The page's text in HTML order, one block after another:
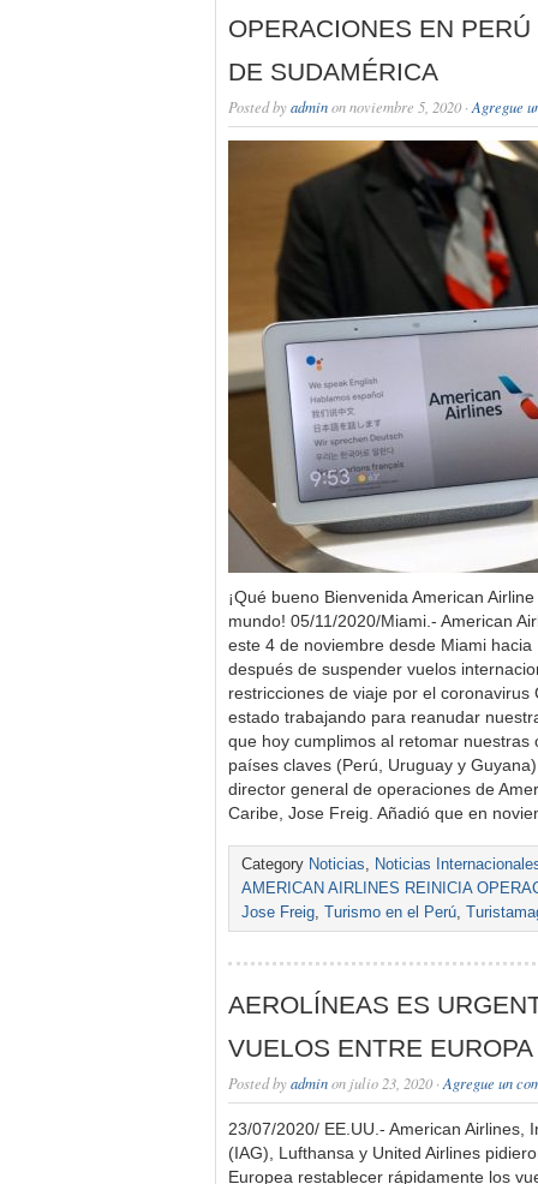
OPERACIONES EN
DE SUDAMÉRICA
Posted byadminon noviembre 5, 2020 · Agregue
¡Qué bueno Bienvenida American
mundo! 05/11/2020/Miami.- American
este 4 de noviembre desde Miami
después de suspender vuelos
restricciones de viaje por el coronavirus
estado trabajando para reanudar
que hoy cumplimos al retomar nuestras
países claves (Perú, Uruguay y
director general de operaciones de
Caribe, Jose Freig. Añadió que en
Category Noticias, Noticias
AMERICAN AIRLINES REINICIA
Jose Freig, Turismo en el Perú,
AEROLÍNEAS ES
VUELOS ENTRE
Posted byadminon julio 23, 2020 · Agregue un
23/07/2020/ EE.UU.- American Airlines,
(IAG), Lufthansa y United Airlines
Europea restablecer rápidamente los